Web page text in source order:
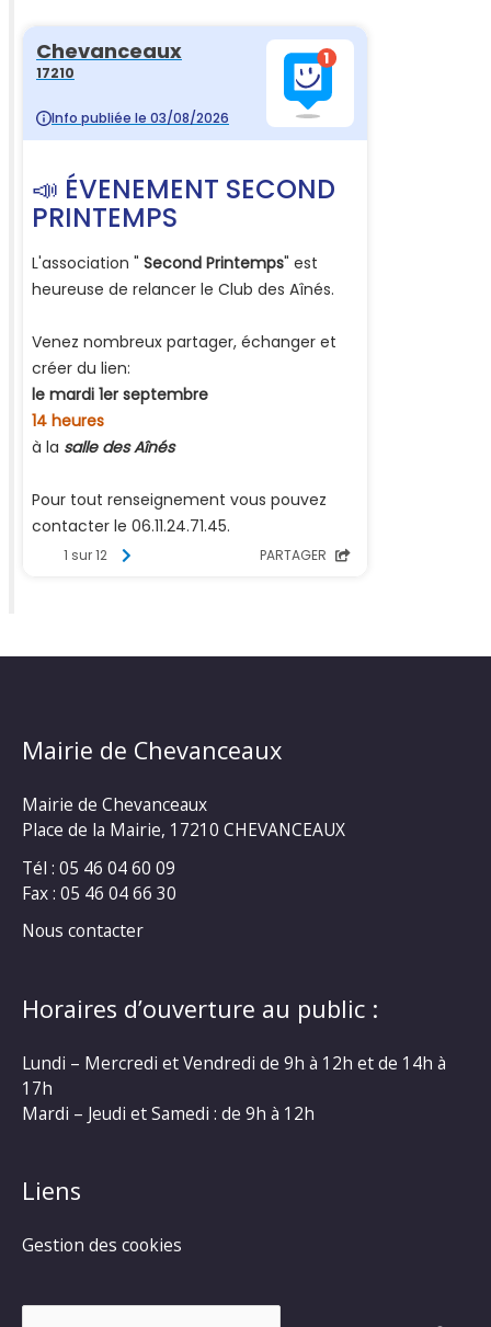
Mairie de Chevanceaux
Mairie de Chevanceaux
Place de la Mairie, 17210 CHEVANCEAUX
Tél : 05 46 04 60 09
Fax : 05 46 04 66 30
Nous contacter
Horaires d’ouverture au public :
Lundi – Mercredi et Vendredi de 9h à 12h et de 14h à
17h
Mardi – Jeudi et Samedi : de 9h à 12h
Liens
Gestion des cookies